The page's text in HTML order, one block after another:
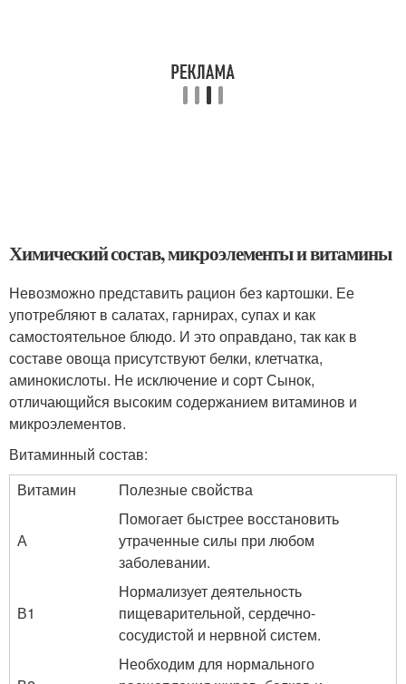
Химический состав, микроэлементы и витамины
Невозможно представить рацион без картошки. Ее
употребляют в салатах, гарнирах, супах и как
самостоятельное блюдо. И это оправдано, так как в
составе овоща присутствуют белки, клетчатка,
аминокислоты. Не исключение и сорт Сынок,
отличающийся высоким содержанием витаминов и
микроэлементов.
Витаминный состав:
Витамин
Полезные свойства
А
Помогает быстрее восстановить
утраченные силы при любом
заболевании.
В1
Нормализует деятельность
пищеварительной, сердечно-
сосудистой и нервной систем.
Необходим для нормального